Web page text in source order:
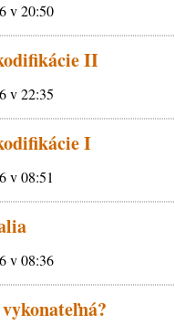
v 20:50
II
v 22:35
I
v 08:51
v 08:36